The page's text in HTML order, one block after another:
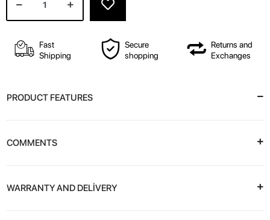
Fast
Shipping
Secure
shopping
Returns and
Exchanges
PRODUCT FEATURES
COMMENTS
WARRANTY AND DELİVERY